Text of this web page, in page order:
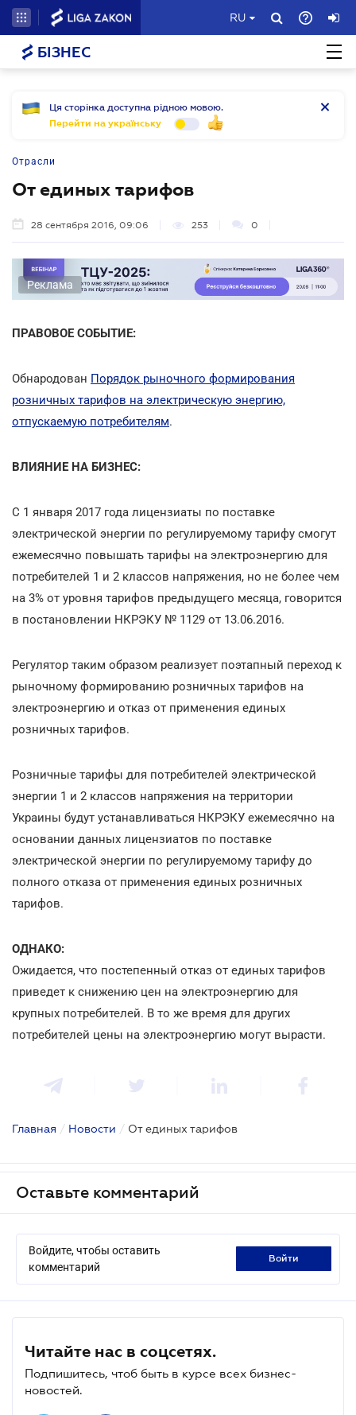
RU
БІЗНЕС
Ця сторінка доступна рідною мовою.
Перейти на українську
Отрасли
От единых тарифов
28 сентября 2016, 09:06 253 0
Реклама
ПРАВОВОЕ СОБЫТИЕ:
Обнародован Порядок рыночного формирования
розничных тарифов на электрическую энергию,
отпускаемую потребителям.
ВЛИЯНИЕ НА БИЗНЕС:
С 1 января 2017 года лицензиаты по поставке
электрической энергии по регулируемому тарифу смогут
ежемесячно повышать тарифы на электроэнергию для
потребителей 1 и 2 классов напряжения, но не более чем
на 3% от уровня тарифов предыдущего месяца, говорится
в постановлении НКРЭКУ № 1129 от 13.06.2016.
Регулятор таким образом реализует поэтапный переход к
рыночному формированию розничных тарифов на
электроэнергию и отказ от применения единых
розничных тарифов.
Розничные тарифы для потребителей электрической
энергии 1 и 2 классов напряжения на территории
Украины будут устанавливаться НКРЭКУ ежемесячно на
основании данных лицензиатов по поставке
электрической энергии по регулируемому тарифу до
полного отказа от применения единых розничных
тарифов.
ОДНАКО:
Ожидается, что постепенный отказ от единых тарифов
приведет к снижению цен на электроэнергию для
крупных потребителей. В то же время для других
потребителей цены на электроэнергию могут вырасти.
Главная / Новости / От единых тарифов
Оставьте комментарий
Войдите, чтобы оставить
комментарий
войти
Читайте нас в соцсетях.
Подпишитесь, чтоб быть в курсе всех бизнес-
новостей.